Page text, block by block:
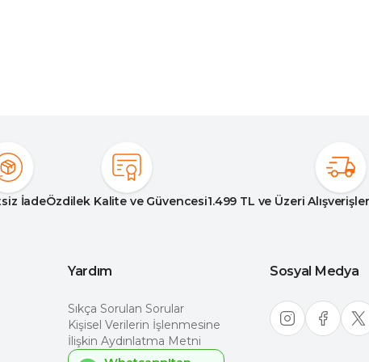
İadeÖzdilek Kalite ve Güvencesi1.499 TL ve Üzeri
Yardım
Sıkça Sorulan Sorular
Kişisel Verilerin İşlenmesine
İlişkin Aydınlatma Metni
Sosyal Medya